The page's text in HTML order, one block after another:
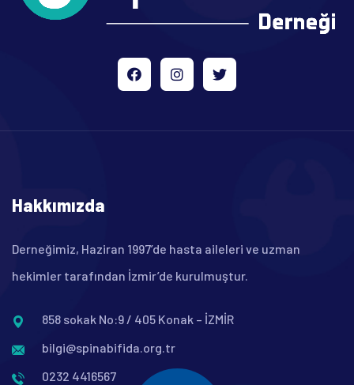
Hakkımızda
Derneğimiz, Haziran 1997’de hasta aileleri ve uzman
hekimler tarafından İzmir’de kurulmuştur.
858 sokak No:9 / 405 Konak – İZMİR
bilgi@spinabifida.org.tr
0232 4416567